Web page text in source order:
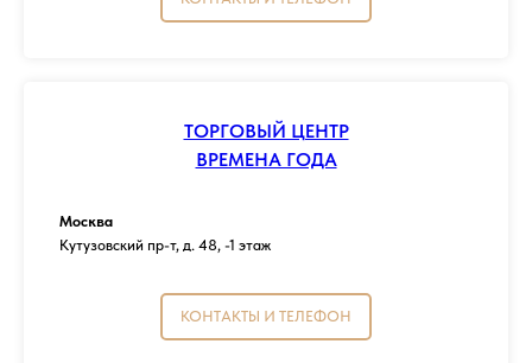
ТОРГОВЫЙ ЦЕНТР
ВРЕМЕНА ГОДА
Москва
Кутузовский пр-т, д. 48, -1 этаж
КОНТАКТЫ И ТЕЛЕФОН